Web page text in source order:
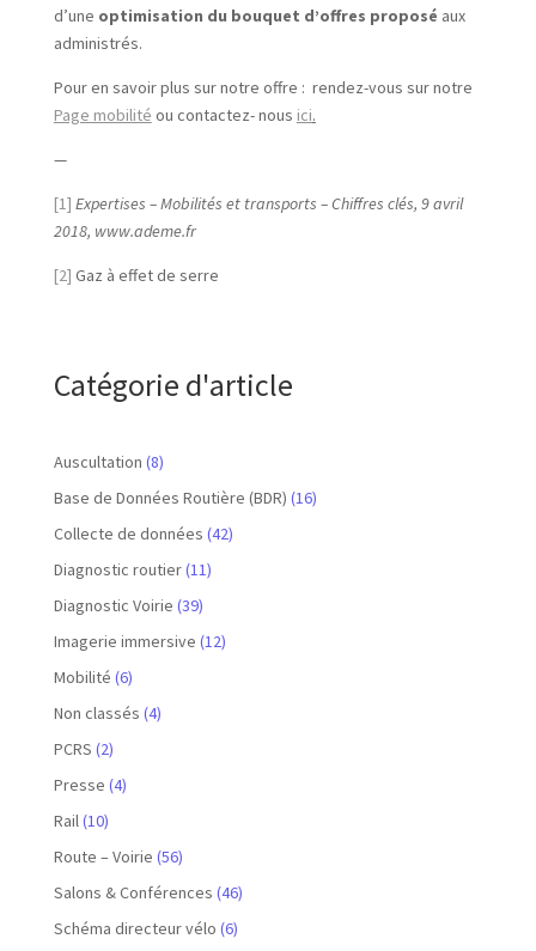
d’une optimisation du bouquet d’offres proposé aux
administrés.
Pour en savoir plus sur notre offre : rendez-vous sur notre
Page mobilité ou contactez- nous ici.
—
[1] Expertises – Mobilités et transports – Chiffres clés, 9 avril
2018, www.ademe.fr
[2] Gaz à effet de serre
Catégorie d'article
Auscultation (8)
Base de Données Routière (BDR) (16)
Collecte de données (42)
Diagnostic routier(11)
Diagnostic Voirie (39)
Imagerie immersive (12)
Mobilité (6)
Non classés (4)
PCRS (2)
Presse (4)
Rail(10)
Route – Voirie (56)
Salons & Conférences (46)
Schéma directeur vélo (6)